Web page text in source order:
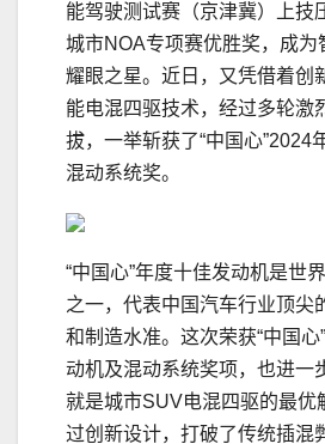
能驾驶测试赛（京津冀）上技
城市NOA专项赛优胜奖，成为
耀眼之星。近日，又凭借着创
能电混四驱技术，经过多轮激
拔，一举斩获了“中国心”2024
混动系统奖。
“中国心”年度十佳发动机是世
之一，代表中国汽车行业顶尖
和制造水准。这次荣获“中国
动机及混动系统奖项，也进一
就是城市SUV电混四驱的最优
过创新设计，打破了传统插混